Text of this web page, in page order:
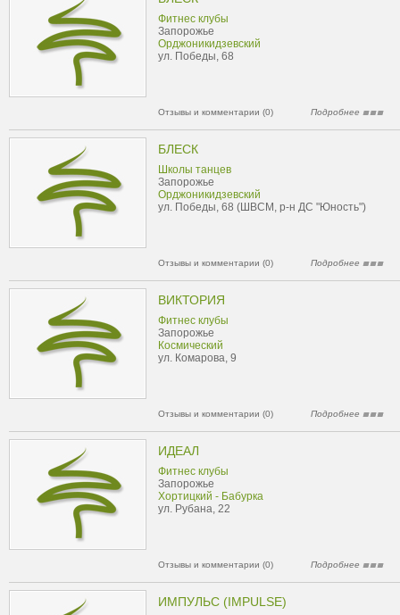
Фитнес клубы
Запорожье
Орджоникидзевский
ул. Победы, 68
Отзывы и комментарии (0) Подробнее
БЛЕСК
Школы танцев
Запорожье
Орджоникидзевский
ул. Победы, 68 (ШВСМ, р-н ДС "Юность")
Отзывы и комментарии (0) Подробнее
ВИКТОРИЯ
Фитнес клубы
Запорожье
Космический
ул. Комарова, 9
Отзывы и комментарии (0) Подробнее
ИДЕАЛ
Фитнес клубы
Запорожье
Хортицкий - Бабурка
ул. Рубана, 22
Отзывы и комментарии (0) Подробнее
ИМПУЛЬС (IMPULSE)